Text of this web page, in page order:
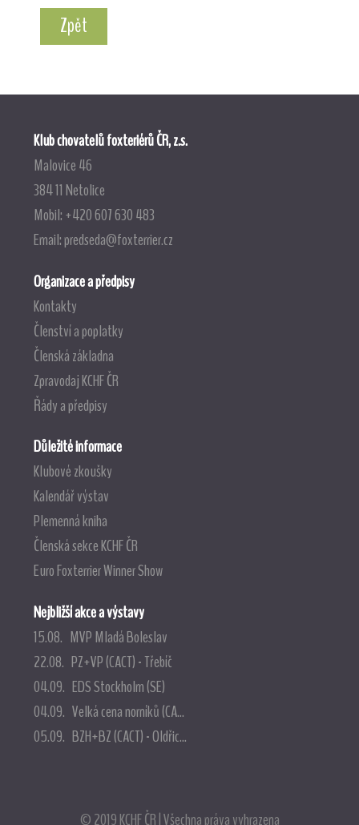
Zpět
Klub chovatelů foxteriérů ČR, z.s.
Malovice 46
384 11 Netolice
Mobil: +420 607 630 483
Email:predseda@foxterrier.cz
Organizace a předpisy
Kontakty
Členství a poplatky
Členská základna
Zpravodaj KCHF ČR
Řády a předpisy
Důležité informace
Klubové zkoušky
Kalendář výstav
Plemenná kniha
Členská sekce KCHF ČR
Euro Foxterrier Winner Show
Nejbližší akce a výstavy
15.08. MVP Mladá Boleslav
22.08. PZ+VP (CACT) - Třebíč
04.09. EDS Stockholm (SE)
04.09. Velká cena norníků (CA...
05.09. BZH+BZ (CACT) - Oldřic...
© 2019 KCHF ČR | Všechna práva vyhrazena